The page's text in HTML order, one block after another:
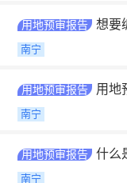
用地预审报告 想要
南宁
用地预审报告 用地
南宁
用地预审报告 什么
南宁